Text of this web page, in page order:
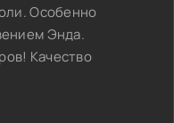
Особенно
Энда.
Качество